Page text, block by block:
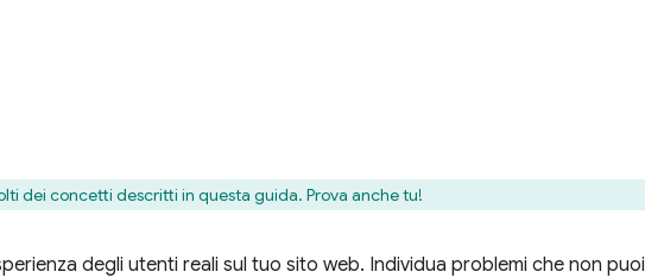
dei concetti descritti in questa guida. Prova anche tu!
degli utenti reali sul tuo sito web. Individua problemi che non puoi